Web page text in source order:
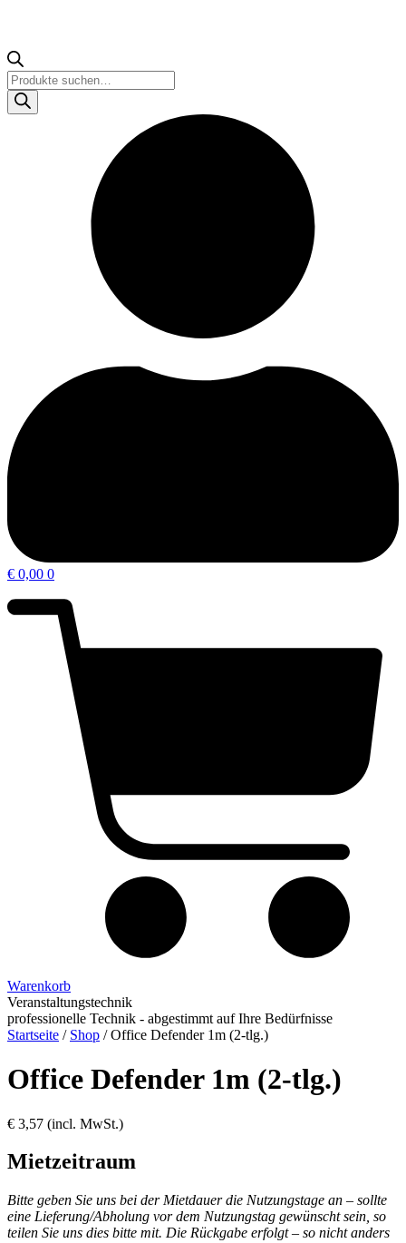
Products
search
€ 0,00 0
Warenkorb
Veranstaltungstechnik
professionelle Technik - abgestimmt auf Ihre Bedürfnisse
Startseite / Shop /Office Defender 1m (2-tlg.)
Office Defender 1m (2-tlg.)
€ 3,57 (incl. MwSt.)
Mietzeitraum
Bitte geben Sie uns bei der Mietdauer die Nutzungstage an – sollte
eine Lieferung/Abholung vor dem Nutzungstag gewünscht sein, so
teilen Sie uns dies bitte mit. Die Rückgabe erfolgt – so nicht anders